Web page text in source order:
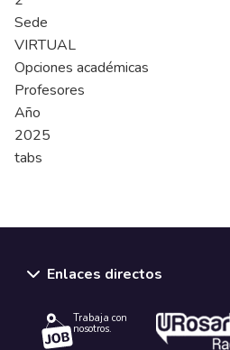
Sede
VIRTUAL
Opciones académicas
Profesores
Año
2025
tabs
Enlaces directos
Trabaja con
nosotros.